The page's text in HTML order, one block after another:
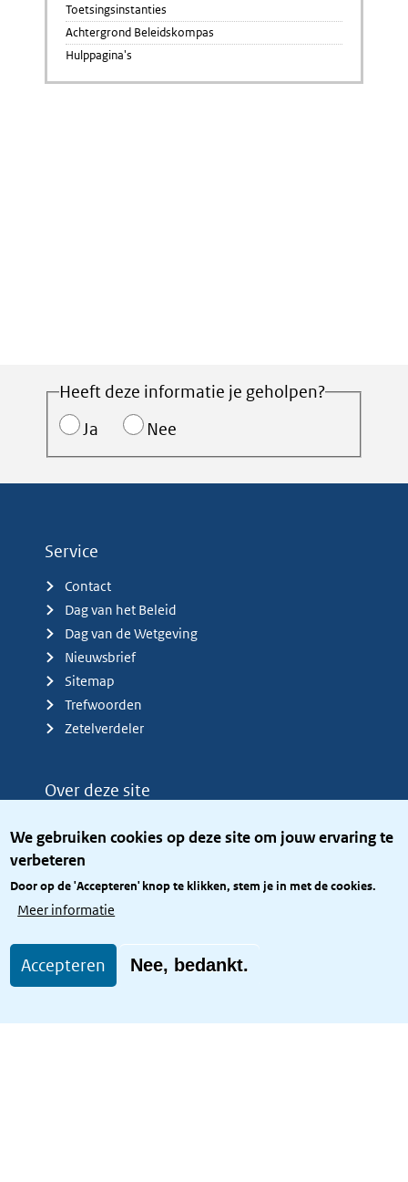
We gebruiken cookies op deze site om jouw ervaring te
verbeteren
Door op de 'Accepteren' knop te klikken, stem je in met de cookies.
Meer informatie
Accepteren Nee, bedankt.
Toetsingsinstanties
Achtergrond Beleidskompas
Hulppagina's
Heeft deze informatie je geholpen?
Ja
Nee
Service
Contact
Dag van het Beleid
Dag van de Wetgeving
Nieuwsbrief
Sitemap
Trefwoorden
Zetelverdeler
Over deze site
Privacy
Toegang site openbaar
Toegankelijkheid